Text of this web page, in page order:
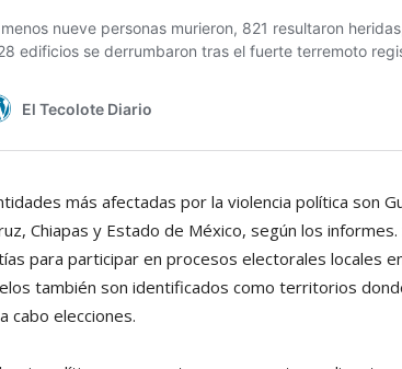
más afectadas por la violencia política son
Chiapas y Estado de México, según los
para participar en procesos electorales locales
también son identificados como territorios
cabo elecciones.